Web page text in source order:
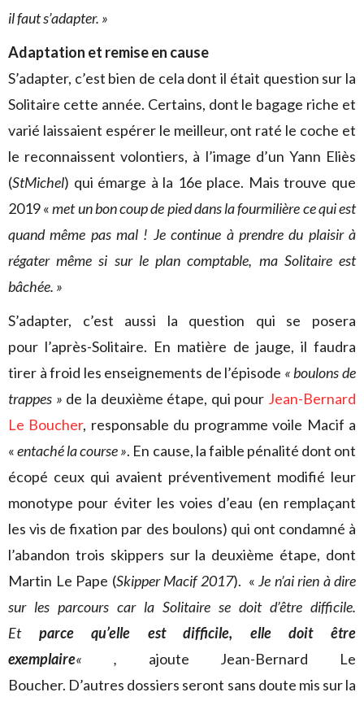
il faut s’adapter. »
Adaptation et remise en cause
S’adapter, c’est bien de cela dont il était question sur la
Solitaire cette année. Certains, dont le bagage riche et
varié laissaient espérer le meilleur, ont raté le coche et
le reconnaissent volontiers, à l’image d’un Yann Eliès
(StMichel) qui émarge à la 16e place. Mais trouve que
2019 «met un bon coup de pied dans la fourmilière ce qui est
quand même pas mal ! Je continue à prendre du plaisir à
régater même si sur le plan comptable, ma Solitaire est
bâchée. »
S’adapter, c’est aussi la question qui se posera
pour l’après-Solitaire. En matière de jauge, il faudra
tirer à froid les enseignements de l’épisode « boulons de
trappes » de la deuxième étape, qui pour Jean-Bernard
Le Boucher, responsable du programme voile Macif a
«entaché la course ». En cause, la faible pénalité dont ont
écopé ceux qui avaient préventivement modifié leur
monotype pour éviter les voies d’eau (en remplaçant
les vis de fixation par des boulons) qui ont condamné à
l’abandon trois skippers sur la deuxième étape, dont
Martin Le Pape (Skipper Macif 2017). « Je n’ai rien à dire
sur les parcours car la Solitaire se doit d’être difficile.
Et parce qu’elle est difficile, elle doit être
exemplaire« , ajoute Jean-Bernard Le
Boucher. D’autres dossiers seront sans doute mis sur la